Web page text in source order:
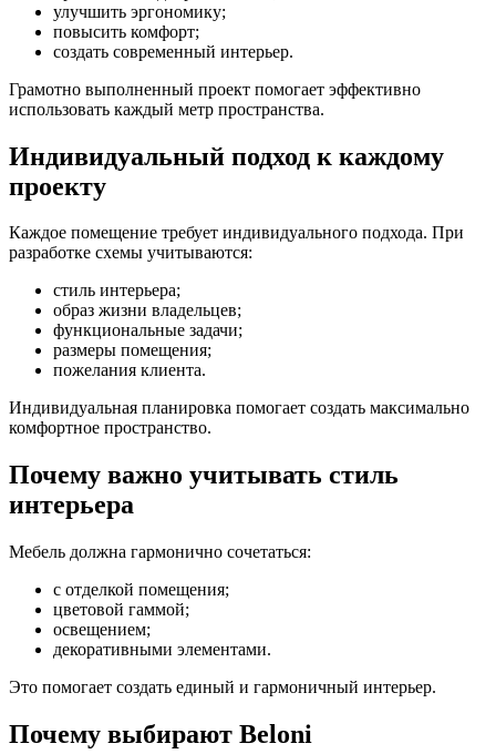
улучшить эргономику;
повысить комфорт;
создать современный интерьер.
Грамотно выполненный проект помогает эффективно
использовать каждый метр пространства.
Индивидуальный подход к каждому
проекту
Каждое помещение требует индивидуального подхода. При
разработке схемы учитываются:
стиль интерьера;
образ жизни владельцев;
функциональные задачи;
размеры помещения;
пожелания клиента.
Индивидуальная планировка помогает создать максимально
комфортное пространство.
Почему важно учитывать стиль
интерьера
Мебель должна гармонично сочетаться:
с отделкой помещения;
цветовой гаммой;
освещением;
декоративными элементами.
Это помогает создать единый и гармоничный интерьер.
Почему выбирают Beloni